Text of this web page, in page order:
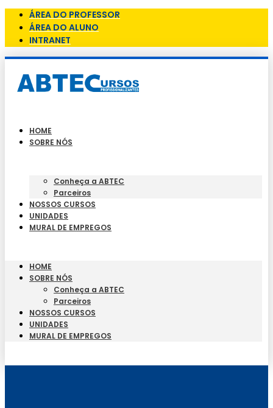
ÁREA DO PROFESSOR
ÁREA DO ALUNO
INTRANET
HOME
SOBRE NÓS
Conheça a ABTEC
Parceiros
NOSSOS CURSOS
UNIDADES
MURAL DE EMPREGOS
HOME
SOBRE NÓS
Conheça a ABTEC
Parceiros
NOSSOS CURSOS
UNIDADES
MURAL DE EMPREGOS